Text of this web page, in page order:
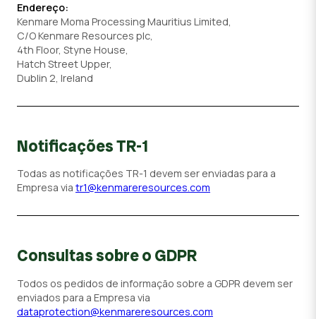
Endereço:
Kenmare Moma Processing Mauritius Limited,
C/O Kenmare Resources plc,
4th Floor, Styne House,
Hatch Street Upper,
Dublin 2, Ireland
Notificações TR-1
Todas as notificações TR-1 devem ser enviadas para a
Empresa via tr1@kenmareresources.com
Consultas sobre o GDPR
Todos os pedidos de informação sobre a GDPR devem ser
enviados para a Empresa via
dataprotection@kenmareresources.com